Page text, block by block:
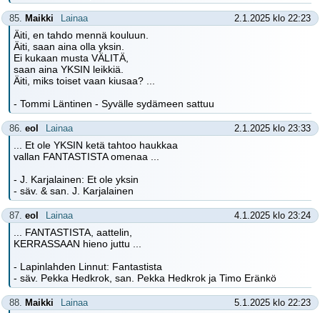
85. Maikki Lainaa 2.1.2025 klo 22:23
Äiti, en tahdo mennä kouluun.
Äiti, saan aina olla yksin.
Ei kukaan musta VÄLITÄ,
saan aina YKSIN leikkiä.
Äiti, miks toiset vaan kiusaa? ...
- Tommi Läntinen - Syvälle sydämeen sattuu
86. eol Lainaa 2.1.2025 klo 23:33
... Et ole YKSIN ketä tahtoo haukkaa
vallan FANTASTISTA omenaa ...
- J. Karjalainen: Et ole yksin
- säv. & san. J. Karjalainen
87. eol Lainaa 4.1.2025 klo 23:24
... FANTASTISTA, aattelin,
KERRASSAAN hieno juttu ...
- Lapinlahden Linnut: Fantastista
- säv. Pekka Hedkrok, san. Pekka Hedkrok ja Timo Eränkö
88. Maikki Lainaa 5.1.2025 klo 22:23